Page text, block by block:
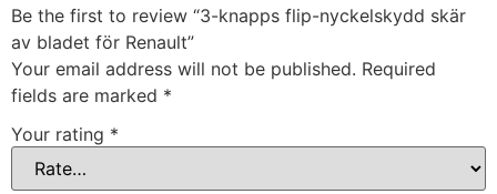
Be the first to review “3-knapps flip-nyckelskydd skär
av bladet för Renault”
Your email address will not be published. Required
fields are marked *
Your rating *